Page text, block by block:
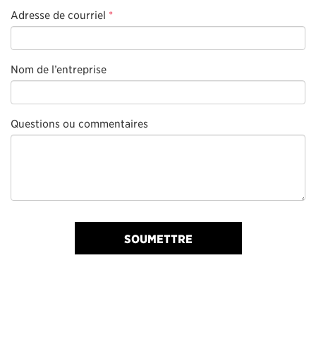
Adresse de courriel *
Nom de l’entreprise
Questions ou commentaires
SOUMETTRE